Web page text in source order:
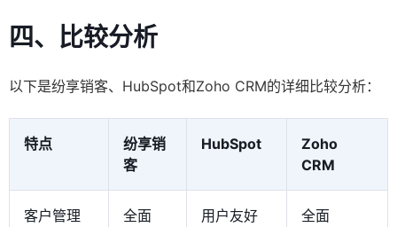
四、比较分析
以下是纷享销客、HubSpot和Zoho CRM的详细比较分析：
特点
纷享销
客
HubSpot
Zoho
CRM
客户管理
全面 用户友好 全面